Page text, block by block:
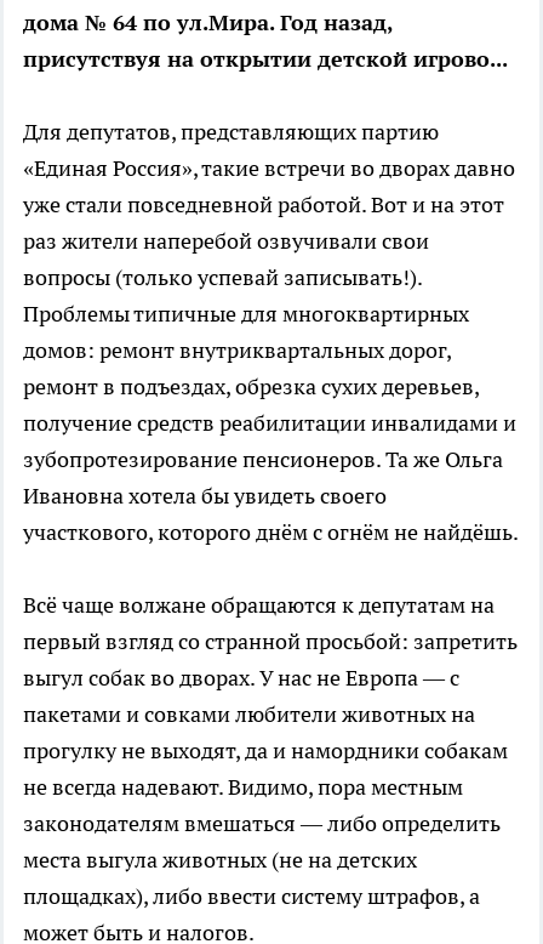
дома № 64 по ул.Мира. Год назад,
присутствуя на открытии детской игрово...
Для депутатов, представляющих партию
«Единая Россия», такие встречи во дворах давно
уже стали повседневной работой. Вот и на этот
раз жители наперебой озвучивали свои
вопросы (только успевай записывать!).
Проблемы типичные для многоквартирных
домов: ремонт внутриквартальных дорог,
ремонт в подъездах, обрезка сухих деревьев,
получение средств реабилитации инвалидами и
зубопротезирование пенсионеров. Та же Ольга
Ивановна хотела бы увидеть своего
участкового, которого днём с огнём не найдёшь.
Всё чаще волжане обращаются к депутатам на
первый взгляд со странной просьбой: запретить
выгул собак во дворах. У нас не Европа — с
пакетами и совками любители животных на
прогулку не выходят, да и намордники собакам
не всегда надевают. Видимо, пора местным
законодателям вмешаться — либо определить
места выгула животных (не на детских
площадках), либо ввести систему штрафов, а
может быть и налогов.